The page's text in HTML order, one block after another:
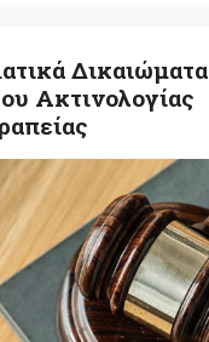
Δικαιώματα
Ακτινολογίας